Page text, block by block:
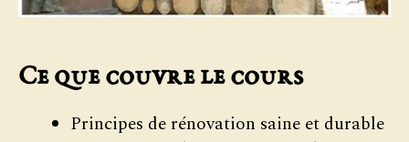
Ce que couvre le cours
Principes de rénovation saine et durable